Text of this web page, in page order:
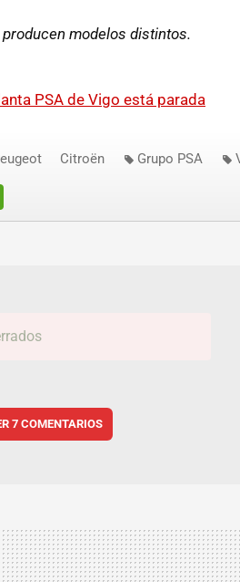
modelos distintos.
PSA de Vigo está parada
Citroën Grupo PSA
7 COMENTARIOS